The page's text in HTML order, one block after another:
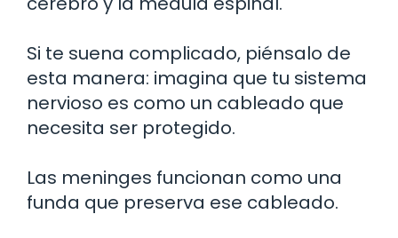
Si te suena complicado, piénsalo de
esta manera: imagina que tu sistema
nervioso es como un cableado que
necesita ser protegido.
Las meninges funcionan como una
funda que preserva ese cableado.